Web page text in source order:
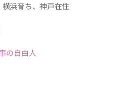
浜育ち、神戸在住
の自由人